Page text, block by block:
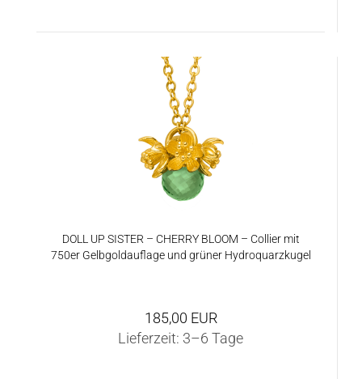
DOLL UP SIS­TER – CHER­RY BLOOM – Col­lier mit
750er Gelb­gold­auf­la­ge und grü­ner Hy­dro­quarz­ku­gel
185,00 EUR
Lieferzeit: 3–6 Tage